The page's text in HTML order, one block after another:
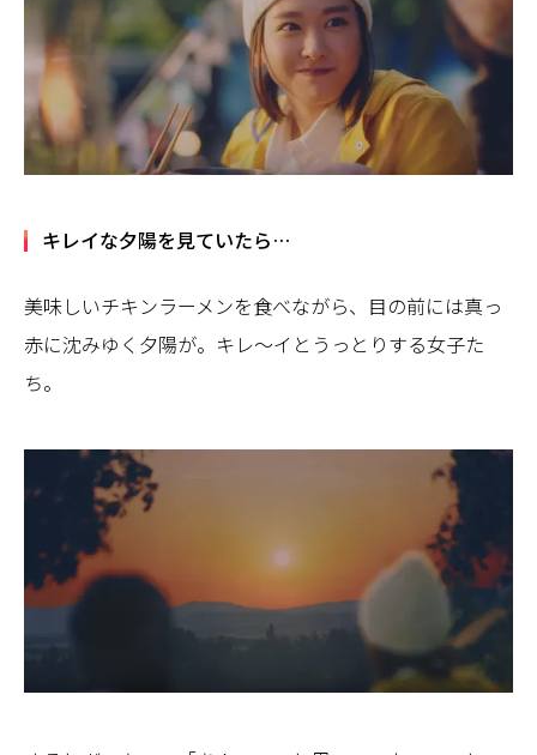
キレイな夕陽を見ていたら…
美味しいチキンラーメンを食べながら、目の前には真っ
赤に沈みゆく夕陽が。キレ～イとうっとりする女子た
ち。